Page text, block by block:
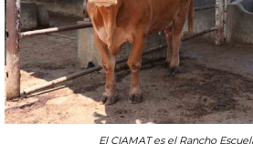
El CIAMAT es el Rancho